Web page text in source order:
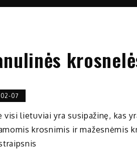
07
visi lietuviai yra susipažinę, kas
krosnimis ir mažesnėmis